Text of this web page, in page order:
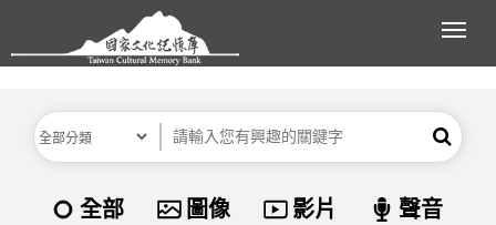
跳到主要內容區塊
展
分類 關鍵字 搜尋
資料類型
全部 圖像 影片 聲音